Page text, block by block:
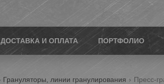
ДОСТАВКА И ОПЛАТА ПОРТФОЛИО
Грануляторы, линии гранулирования